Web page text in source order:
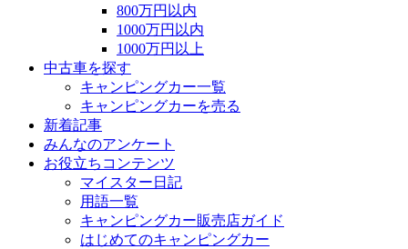
800万円以内
1000万円以内
1000万円以上
中古車を探す
キャンピングカー一覧
キャンピングカーを売る
新着記事
みんなのアンケート
お役立ちコンテンツ
マイスター日記
用語一覧
キャンピングカー販売店ガイド
はじめてのキャンピングカー